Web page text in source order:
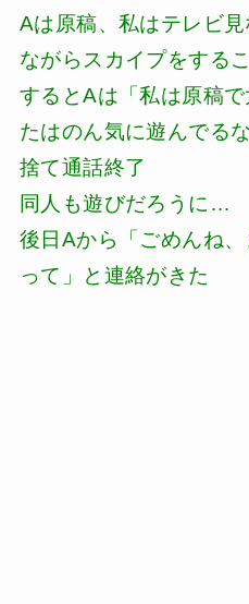
Aは原稿、私はテレビ
ながらスカイプをする
するとAは「私は原稿
たはのん気に遊んでる
捨て通話終了
同人も遊びだろうに…
後日Aから「ごめんね
って」と連絡がきた